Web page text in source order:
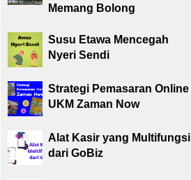
Memang Bolong
Susu Etawa Mencegah
Nyeri Sendi
Strategi Pemasaran Online
UKM Zaman Now
Alat Kasir yang Multifungsi
dari GoBiz